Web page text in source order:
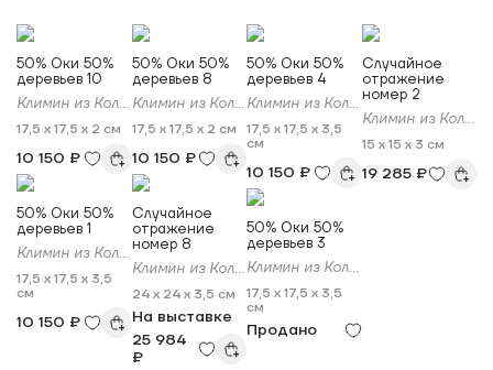
50% Оки 50%
деревьев 10
Климин из Коломны
17,5 x 17,5 x 2 см
10 150 ₽
50% Оки 50%
деревьев 1
Климин из Коломны
17,5 x 17,5 x 3,5
см
10 150 ₽
50% Оки 50%
деревьев 8
Климин из Коломны
17,5 x 17,5 x 2 см
10 150 ₽
Случайное
отражение
номер 8
Климин из Коломны
24 x 24 x 3,5 см
На выставке
25 984
₽
50% Оки 50%
деревьев 4
Климин из Коломны
17,5 x 17,5 x 3,5
см
10 150 ₽
50% Оки 50%
деревьев 3
Климин из Коломны
17,5 x 17,5 x 3,5
см
Продано
Случайное
отражение
номер 2
Климин из Коломны
15 x 15 x 3 см
19 285 ₽